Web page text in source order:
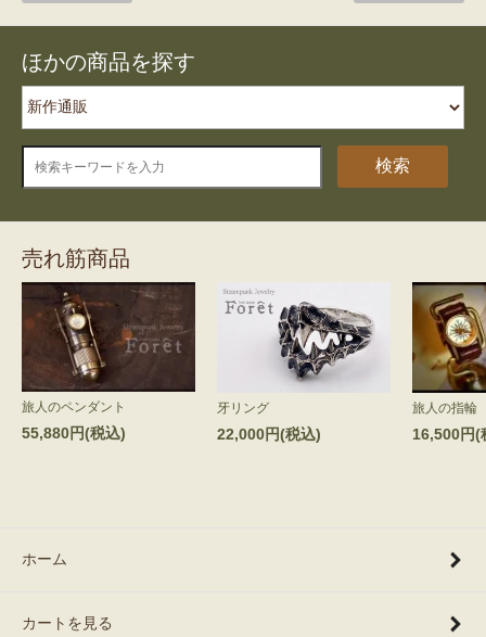
ほかの商品を探す
検索
売れ筋商品
旅人のペンダント
55,880円(税込)
牙リング
22,000円(税込)
旅人の指輪
16,500円(
ホーム
カートを見る